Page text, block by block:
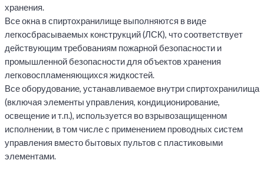
хранения.
Все окна в спиртохранилище выполняются в виде
легкосбрасываемых конструкций (ЛСК), что соответствует
действующим требованиям пожарной безопасности и
промышленной безопасности для объектов хранения
легковоспламеняющихся жидкостей.
Все оборудование, устанавливаемое внутри спиртохранилища
(включая элементы управления, кондиционирование,
освещение и т.п.), используется во взрывозащищенном
исполнении, в том числе с применением проводных систем
управления вместо бытовых пультов с пластиковыми
элементами.